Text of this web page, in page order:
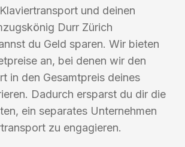
und deinen
Durr Zürich
du Geld sparen. Wir bieten
an, bei denen wir den
in den Gesamtpreis deines
Dadurch ersparst du dir die
ein separates Unternehmen
zu engagieren.